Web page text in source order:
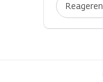
Reageren